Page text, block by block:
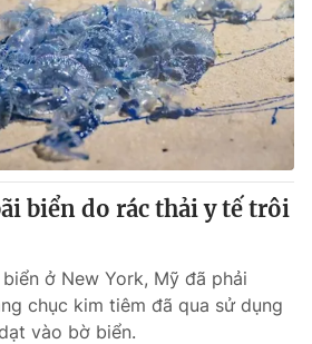
biển do rác thải y tế trôi
ở New York, Mỹ đã phải
chục kim tiêm đã qua sử dụng
vào bờ biển.